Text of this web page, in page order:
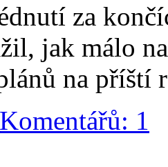
za
jak málo
na příští
Komentářů: 1